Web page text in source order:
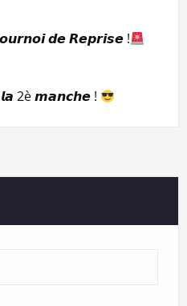
𝙙𝙚 𝙍𝙚𝙥𝙧𝙞𝙨𝙚 !
2è 𝙢𝙖𝙣𝙘𝙝𝙚 !